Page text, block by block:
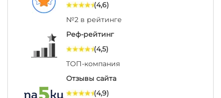
(4,6)
№2 в рейтинге
Реф-рейтинг
(4,5)
ТОП-компания
Отзывы сайта
(4,9)